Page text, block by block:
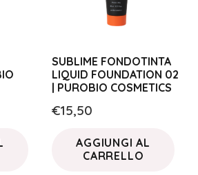
SUBLIME FONDOTINTA
LIQUID FOUNDATION 02
| PUROBIO COSMETICS
€15,50
AGGIUNGI AL
CARRELLO